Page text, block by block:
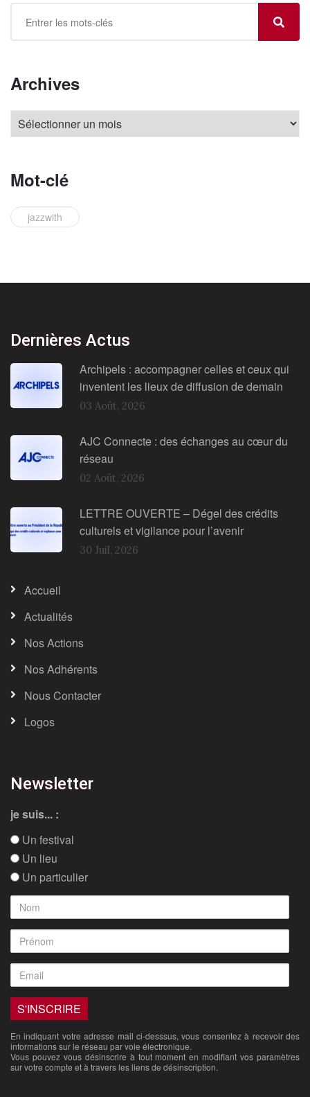
Archives
Mot-clé
jazzwith
Dernières Actus
Archipels : accompagner celles et ceux qui
inventent les lieux de diffusion de demain
03 Août, 2026
AJC Connecte : des échanges au cœur du
réseau
02 Août, 2026
LETTRE OUVERTE – Dégel des crédits
culturels et vigilance pour l’avenir
30 Juil, 2026
Accueil
Actualités
Nos Actions
Nos Adhérents
Nous Contacter
Logos
Newsletter
je suis... :
Un festival
Un lieu
Un particulier
En indiquant votre adresse mail ci-desssus, vous consentez à recevoir des
informations sur le réseau par voie électronique.
Vous pouvez vous désinscrire à tout moment en modifiant vos paramètres
sur votre compte et à travers les liens de désinscription.